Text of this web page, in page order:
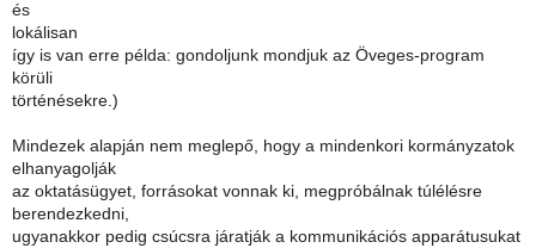
és
lokálisan
így is van erre példa: gondoljunk mondjuk az Öveges-program
körüli
történésekre.)
Mindezek alapján nem meglepő, hogy a mindenkori kormányzatok
elhanyagolják
az oktatásügyet, forrásokat vonnak ki, megpróbálnak túlélésre
berendezkedni,
ugyanakkor pedig csúcsra járatják a kommunikációs apparátusukat